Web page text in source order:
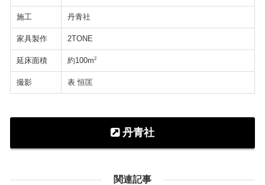
施工 丹青社
家具製作 2TONE
延床面積 約100m2
撮影 表 恒匡
丹青社
関連記事